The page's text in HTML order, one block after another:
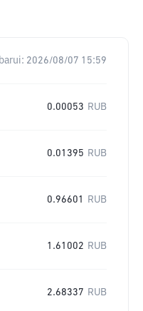
2026/08/07 15:59
0.00053 RUB
0.01395 RUB
0.96601 RUB
1.61002 RUB
2.68337 RUB